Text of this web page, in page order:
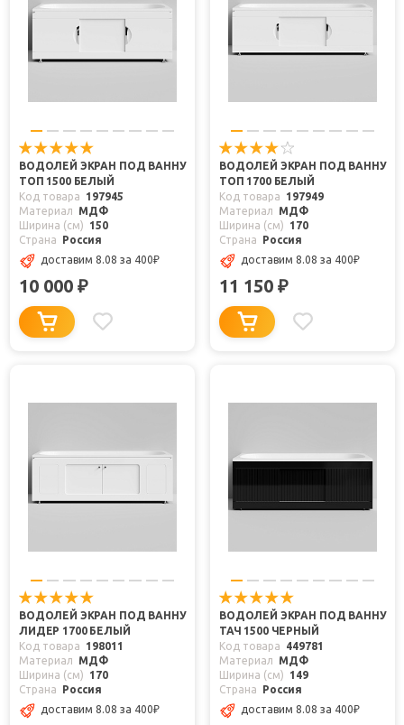
ВОДОЛЕЙ ЭКРАН ПОД ВАННУ
ТОП 1500 БЕЛЫЙ
Код товара
197945
Материал
МДФ
Ширина (см)
150
Страна
Россия
доставим 8.08 за 400₽
10 000 ₽
ВОДОЛЕЙ ЭКРАН ПОД ВАННУ
ТОП 1700 БЕЛЫЙ
Код товара
197949
Материал
МДФ
Ширина (см)
170
Страна
Россия
доставим 8.08 за 400₽
11 150 ₽
ВОДОЛЕЙ ЭКРАН ПОД ВАННУ
ЛИДЕР 1700 БЕЛЫЙ
Код товара
198011
Материал
МДФ
Ширина (см)
170
Страна
Россия
доставим 8.08 за 400₽
ВОДОЛЕЙ ЭКРАН ПОД ВАННУ
ТАЧ 1500 ЧЕРНЫЙ
Код товара
449781
Материал
МДФ
Ширина (см)
149
Страна
Россия
доставим 8.08 за 400₽